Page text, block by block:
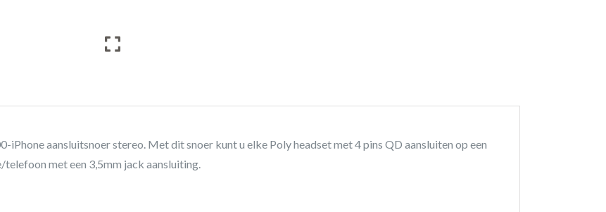
iPhone aansluitsnoer stereo. Met dit snoer kunt u elke Poly headset met 4 pins QD aansluiten op een
telefoon met een 3,5mm jack aansluiting.